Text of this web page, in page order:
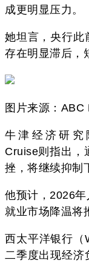
成更明显压力。
她坦言，央行此
存在明显滞后，
图片来源：ABC
牛津经济研究
Cruise则指出，
挫，将继续抑制
他预计，2026
就业市场降温将
西太平洋银行（
二季度出现经济